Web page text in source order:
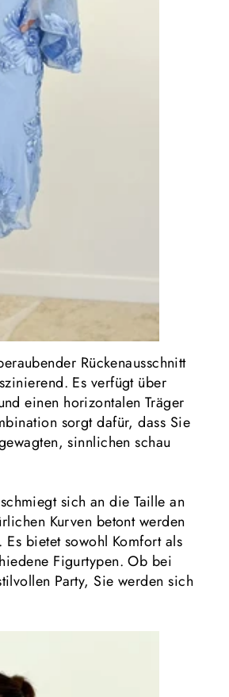
Rückenausschnitt
Es verfügt über
einen horizontalen Träger
sorgt dafür, dass Sie
sinnlichen schau
sich an die Taille an
Kurven betont werden
bietet sowohl Komfort als
Figurtypen. Ob bei
Party, Sie werden sich